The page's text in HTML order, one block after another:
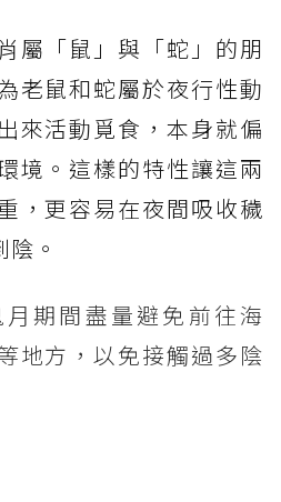
屬「鼠」與「蛇」的朋
老鼠和蛇屬於夜行性動
來活動覓食，本身就偏
境。這樣的特性讓這兩
，更容易在夜間吸收穢
。
期間盡量避免前往海
地方，以免接觸過多陰